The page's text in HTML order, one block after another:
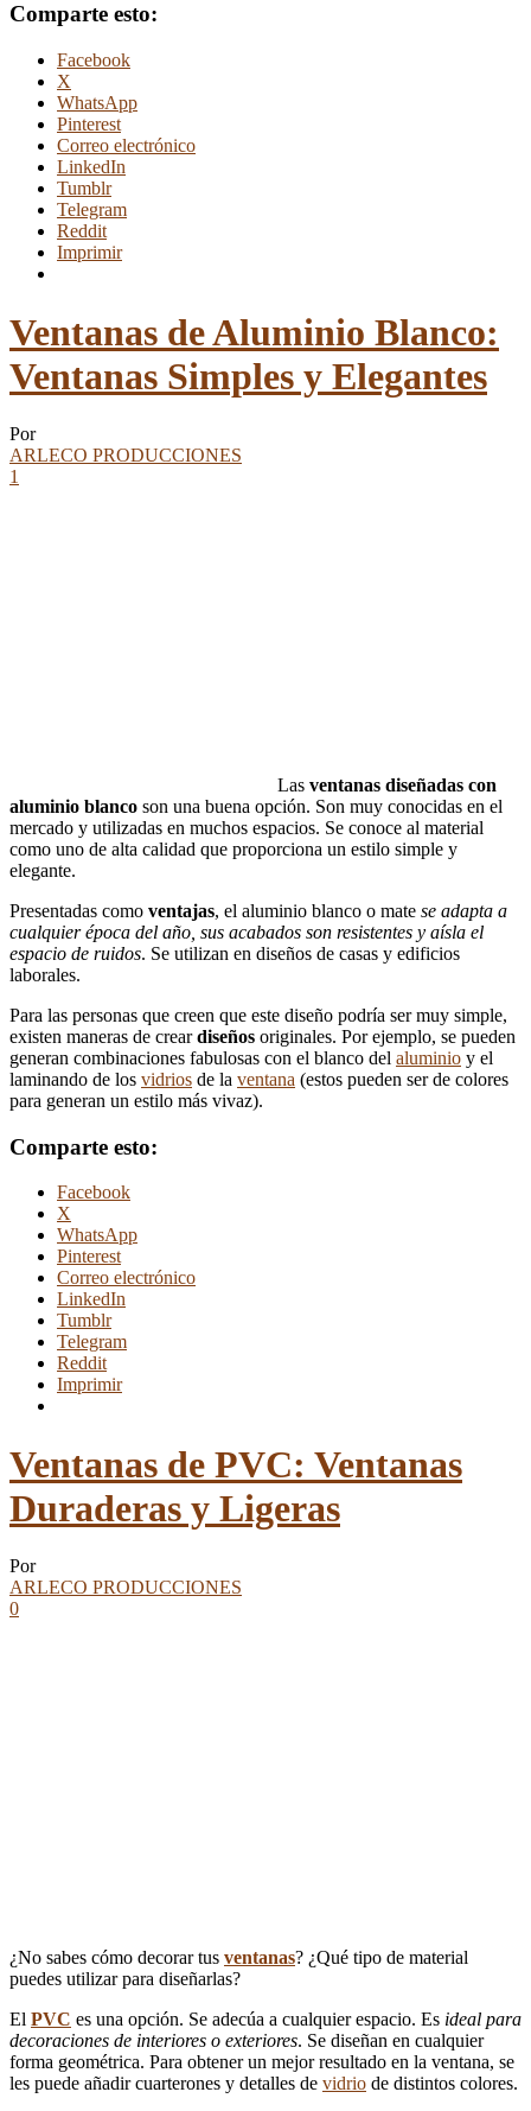
Comparte esto:
Facebook
X
WhatsApp
Pinterest
Correo electrónico
LinkedIn
Tumblr
Telegram
Reddit
Imprimir
Ventanas de Aluminio Blanco:
Ventanas Simples y Elegantes
Por
ARLECO PRODUCCIONES
1
Las ventanas diseñadas con
aluminio blanco son una buena opción. Son muy conocidas en el
mercado y utilizadas en muchos espacios. Se conoce al material
como uno de alta calidad que proporciona un estilo simple y
elegante.
Presentadas como ventajas, el aluminio blanco o mate se adapta a
cualquier época del año, sus acabados son resistentes y aísla el
espacio de ruidos. Se utilizan en diseños de casas y edificios
laborales.
Para las personas que creen que este diseño podría ser muy simple,
existen maneras de creardiseños originales. Por ejemplo, se pueden
generan combinaciones fabulosas con el blanco del aluminio y el
laminando de los vidrios de la ventana (estos pueden ser de colores
para generan un estilo más vivaz).
Comparte esto:
Facebook
X
WhatsApp
Pinterest
Correo electrónico
LinkedIn
Tumblr
Telegram
Reddit
Imprimir
Ventanas de PVC: Ventanas
Duraderas y Ligeras
Por
ARLECO PRODUCCIONES
0
¿No sabes cómo decorar tus ventanas? ¿Qué tipo de material
puedes utilizar para diseñarlas?
El PVC es una opción. Se adecúa a cualquier espacio. Es ideal para
decoraciones de interiores o exteriores. Se diseñan en cualquier
forma geométrica. Para obtener un mejor resultado en la ventana, se
les puede añadir cuarterones y detalles de vidrio de distintos colores.